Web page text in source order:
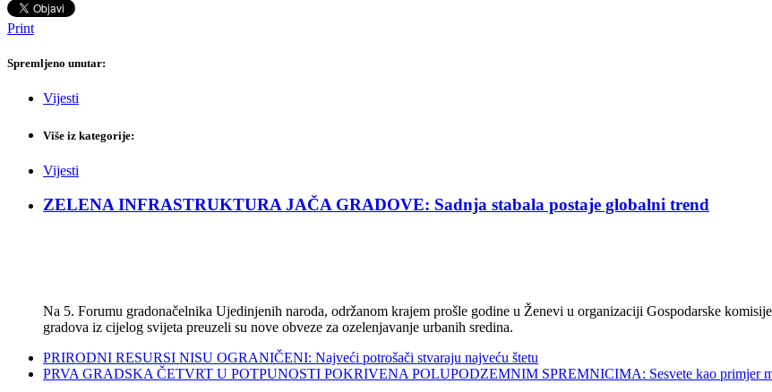
Print
Spremljeno unutar:
Vijesti
Više iz kategorije:
Vijesti
ZELENA INFRASTRUKTURA JAČA GRADOVE: Sadnja stabala postaje globalni trend
Na 5. Forumu gradonačelnika Ujedinjenih naroda, održanom krajem prošle godine u Ženevi u organizaciji Gospodarske
gradova iz cijelog svijeta preuzeli su nove obveze za ozelenjavanje urbanih sredina.
PRIRODNI RESURSI NISU OGRANIČENI: Najveći potrošači stvaraju najveću štetu
PRVA GRADSKA ČETVRT U POTPUNOSTI POKRIVENA POLUPODZEMNIM SPREMNICIMA: Sesvete kao primjer